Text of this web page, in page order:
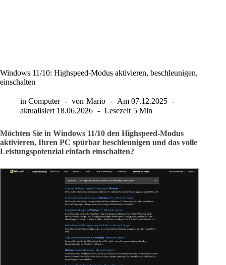
Windows 11/10: Highspeed-Modus aktivieren, beschleunigen,
einschalten
in Computer von Mario Am 07.12.2025
aktualisiert 18.06.2026 Lesezeit 5 Min
Möchten Sie in Windows 11/10 den Highspeed-Modus
aktivieren, Ihren PC spürbar beschleunigen und das volle
Leistungspotenzial einfach einschalten?